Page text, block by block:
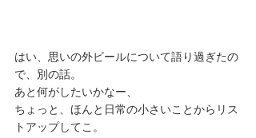
はい、思いの外ビールについて語り過ぎたの
で、別の話。
あと何がしたいかなー、
ちょっと、ほんと日常の小さいことからリス
トアップしてこ。